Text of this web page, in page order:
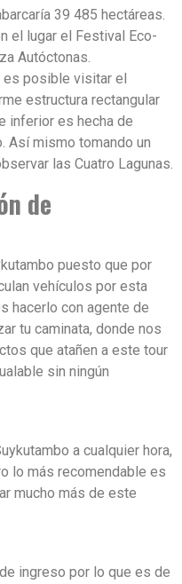
39 485 hectáreas.
el lugar el Festival Eco-
Autóctonas.
es posible visitar el
estructura rectangular
inferior es hecha de
Así mismo tomando un
las Cuatro Lagunas.
de
puesto que por
vehículos por esta
hacerlo con agente de
tu caminata, donde nos
que atañen a este tour
sin ningún
a cualquier hora,
lo más recomendable es
mucho más de este
ingreso por lo que es de